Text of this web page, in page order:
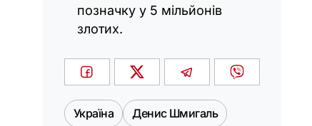
позначку у 5 мільйонів
злотих.
Україна
Денис Шмигаль